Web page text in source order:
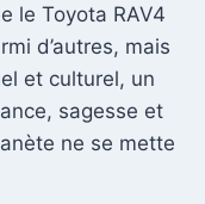
le Toyota RAV4
d’autres, mais
et culturel, un
sagesse et
ne se mette